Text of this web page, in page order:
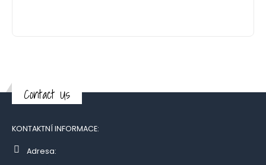
Contact Us
KONTAKTNÍ INFORMACE:
Adresa: